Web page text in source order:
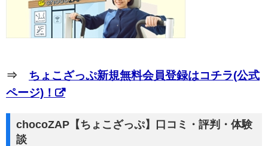
⇒ ちょこざっぷ新規無料会員登録はコチラ(公式
ページ)！
chocoZAP【ちょこざっぷ】口コミ・評判・体験
談